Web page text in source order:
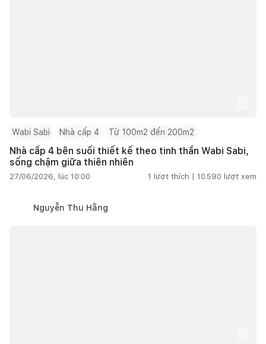
Wabi Sabi Nhà cấp 4 Từ 100m2 đến 200m2
Nhà cấp 4 bên suối thiết kế theo tinh thần Wabi Sabi,
sống chậm giữa thiên nhiên
27/06/2026, lúc 10:00 1 lượt thích | 10.590 lượt xem
Nguyễn Thu Hằng